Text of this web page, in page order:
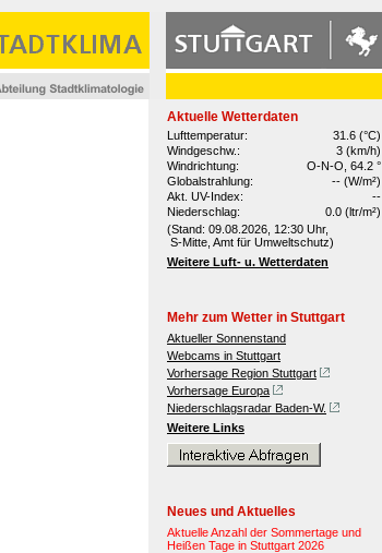
Aktuelle Wetterdaten
Lufttemperatur:
31.6 (°C)
Windgeschw.:
3 (km/h)
Windrichtung:
O-N-O, 64.2 °
Globalstrahlung:
-- (W/m²)
Akt. UV-Index:
--
Niederschlag:
0.0 (ltr/m²)
(Stand: 09.08.2026, 12:30 Uhr,
S-Mitte, Amt für Umweltschutz)
Weitere Luft- u. Wetterdaten
Mehr zum Wetter in Stuttgart
Aktueller Sonnenstand
Webcams in Stuttgart
Vorhersage Region Stuttgart
Vorhersage Europa
Niederschlagsradar Baden-W.
Weitere Links
Neues und Aktuelles
Aktuelle Anzahl der Sommertage und
Heißen Tage in Stuttgart 2026